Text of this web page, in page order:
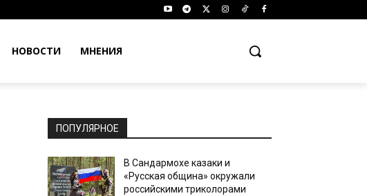
НОВОСТИ МНЕНИЯ
ПОПУЛЯРНОЕ
В Сандармохе казаки и
«Русская община» окружали
российскими триколорами